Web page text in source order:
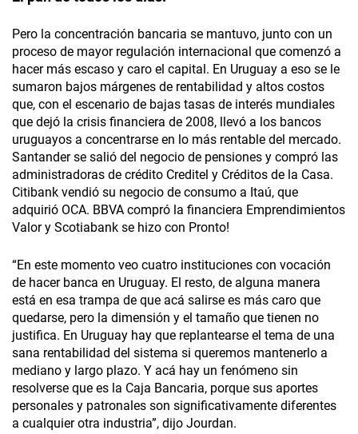
Pero la concentración bancaria se mantuvo, junto con un
proceso de mayor regulación internacional que comenzó a
hacer más escaso y caro el capital. En Uruguay a eso se le
sumaron bajos márgenes de rentabilidad y altos costos
que, con el escenario de bajas tasas de interés mundiales
que dejó la crisis financiera de 2008, llevó a los bancos
uruguayos a concentrarse en lo más rentable del mercado.
Santander se salió del negocio de pensiones y compró las
administradoras de crédito Creditel y Créditos de la Casa.
Citibank vendió su negocio de consumo a Itaú, que
adquirió OCA. BBVA compró la financiera Emprendimientos
Valor y Scotiabank se hizo con Pronto!
“En este momento veo cuatro instituciones con vocación
de hacer banca en Uruguay. El resto, de alguna manera
está en esa trampa de que acá salirse es más caro que
quedarse, pero la dimensión y el tamaño que tienen no
justifica. En Uruguay hay que replantearse el tema de una
sana rentabilidad del sistema si queremos mantenerlo a
mediano y largo plazo. Y acá hay un fenómeno sin
resolverse que es la Caja Bancaria, porque sus aportes
personales y patronales son significativamente diferentes
a cualquier otra industria”, dijo Jourdan.